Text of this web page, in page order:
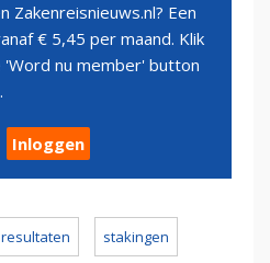
Zakenreisnieuws.nl? Een
€ 5,45 per maand. Klik
nu member' button
Inloggen
resultaten stakingen